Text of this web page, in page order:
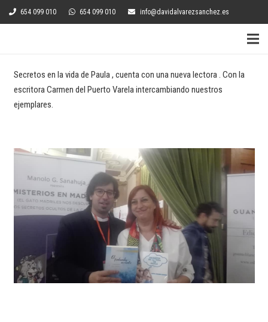
654 099 010 654 099 010 info@davidalvarezsanchez.es
Secretos en la vida de Paula , cuenta con una nueva lectora . Con la
escritora Carmen del Puerto Varela intercambiando nuestros
ejemplares.